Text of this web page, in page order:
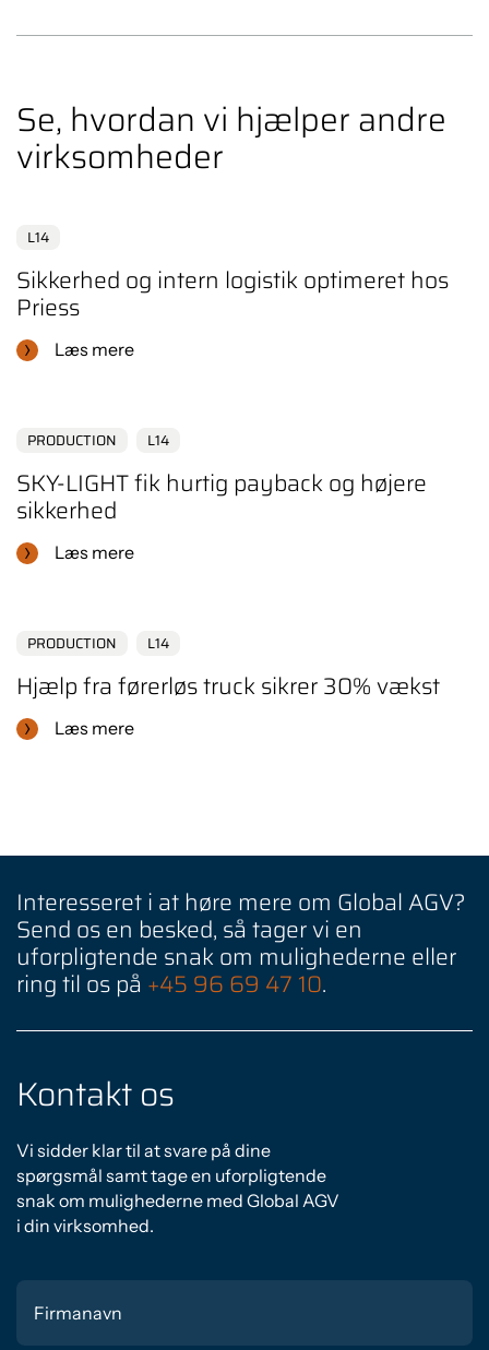
Se, hvordan vi hjælper andre
virksomheder
L14
Sikkerhed og intern logistik optimeret hos
Priess
Læs mere
PRODUCTION L14
SKY-LIGHT fik hurtig payback og højere
sikkerhed
Læs mere
PRODUCTION L14
Hjælp fra førerløs truck sikrer 30% vækst
Læs mere
Interesseret i at høre mere om Global AGV?
Send os en besked, så tager vi en
uforpligtende snak om mulighederne eller
ring til os på +45 96 69 47 10.
Kontakt os
Vi sidder klar til at svare på dine
spørgsmål samt tage en uforpligtende
snak om mulighederne med Global AGV
i din virksomhed.